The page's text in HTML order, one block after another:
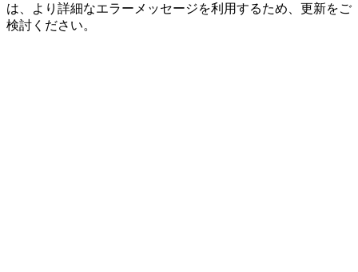
は、より詳細なエラーメッセージを利用するため、更新をご
検討ください。